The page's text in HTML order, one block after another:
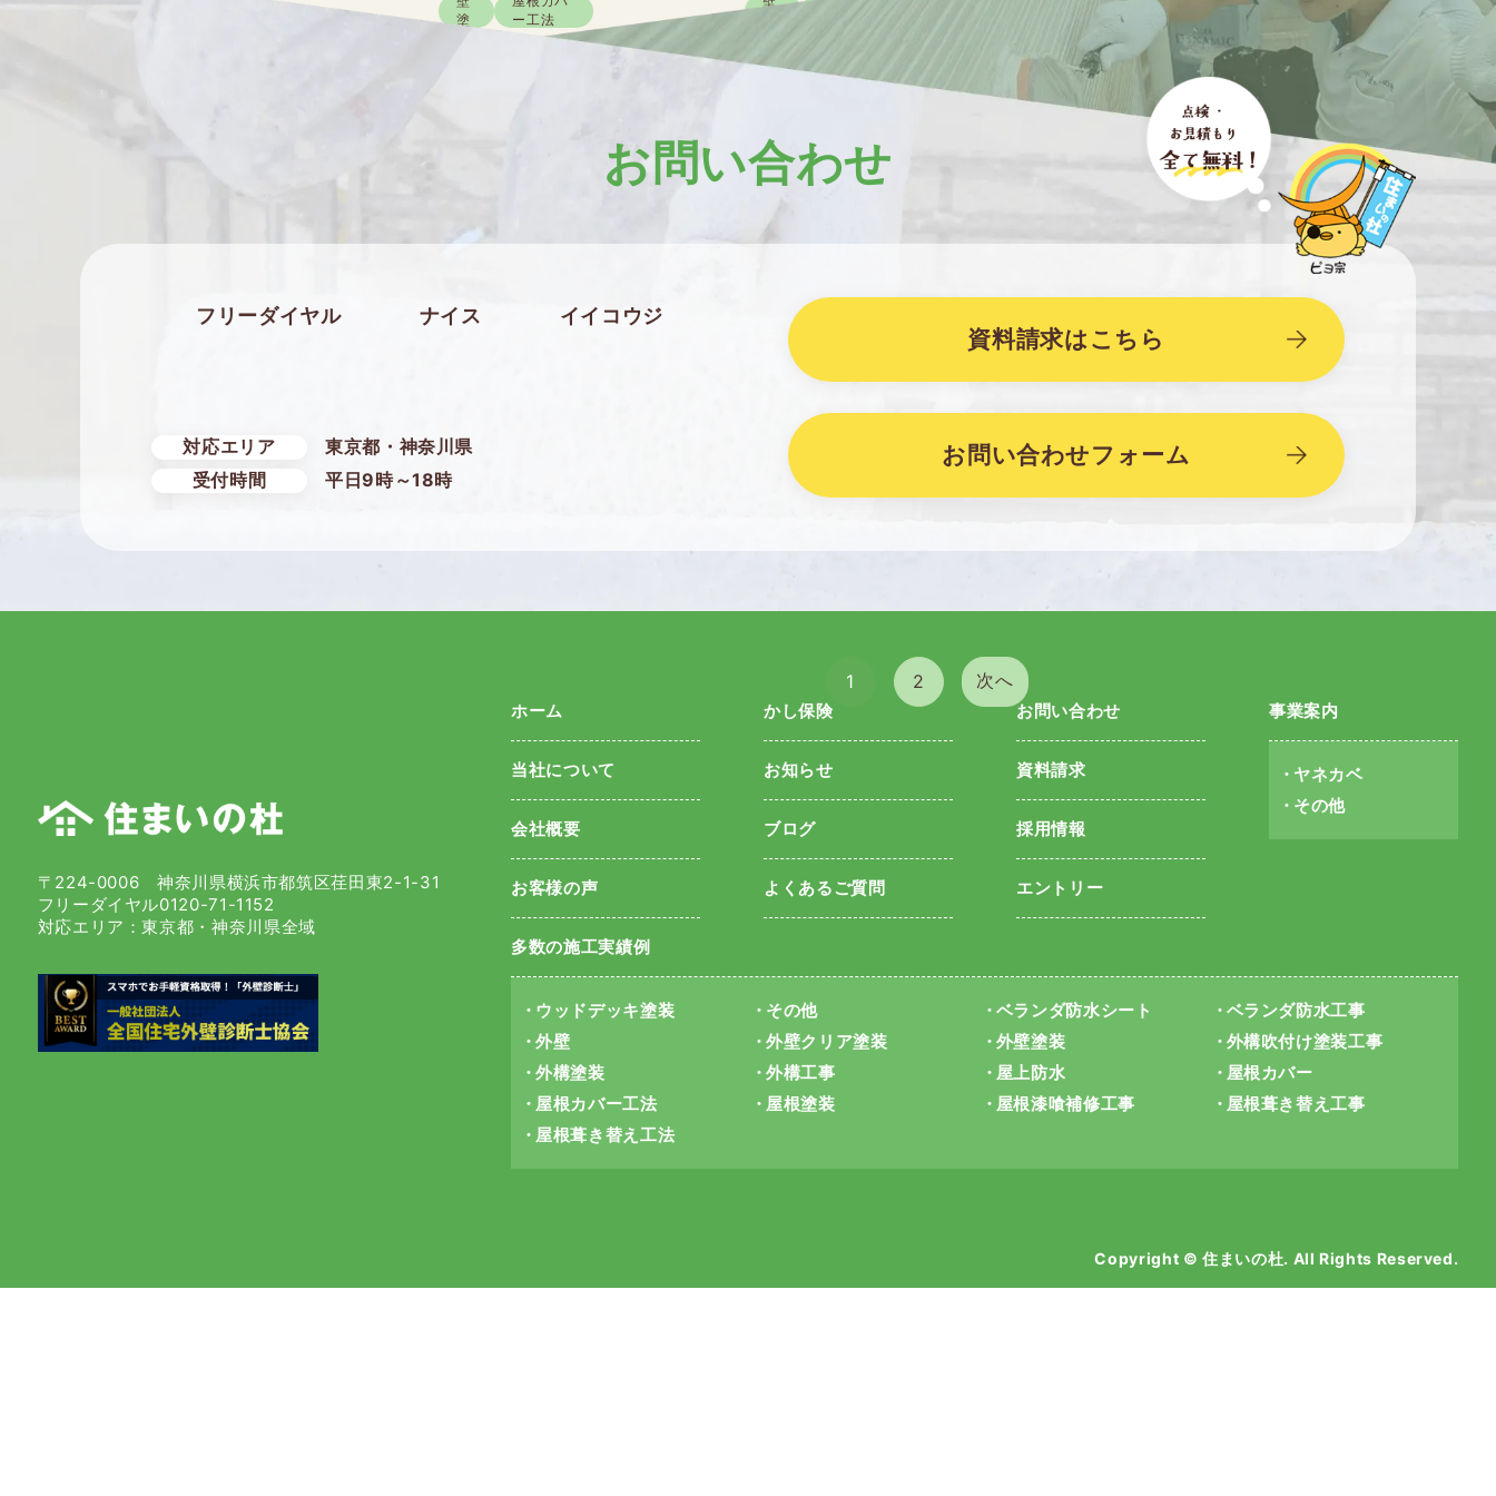
塗
ー工法
外壁塗装と屋根カバー工法 外壁塗装と屋根カバー工法
装
ー工法
外壁塗装と屋根カバー工法
壁
屋根カバ
塗
屋根カバ
ー工法
外壁塗装と屋根カバー工法
送
1 2 次へ
お問い合わせ
フリーダイヤル ナイス イイコウジ
対応エリア
東京都・神奈川県
受付時間
平日9時～18時
資料請求はこちら
お問い合わせフォーム
〒224-0006 神奈川県横浜市都筑区荏田東2-1-31
フリーダイヤル0120-71-1152
対応エリア：東京都・神奈川県全域
ホーム
当社について
会社概要
お客様の声
かし保険
お知らせ
ブログ
よくあるご質問
お問い合わせ
資料請求
採用情報
エントリー
事業案内
ヤネカベ
その他
多数の施工実績例
ウッドデッキ塗装 その他 ベランダ防水シート
ベランダ防水工事
外壁
外壁クリア塗装 外壁塗装
外構吹付け塗装工事
外構塗装
外構工事 屋上防水
屋根カバー
屋根カバー工法
屋根塗装 屋根漆喰補修工事
屋根葺き替え工事
屋根葺き替え工法
Copyright © 住まいの杜. All Rights Reserved.